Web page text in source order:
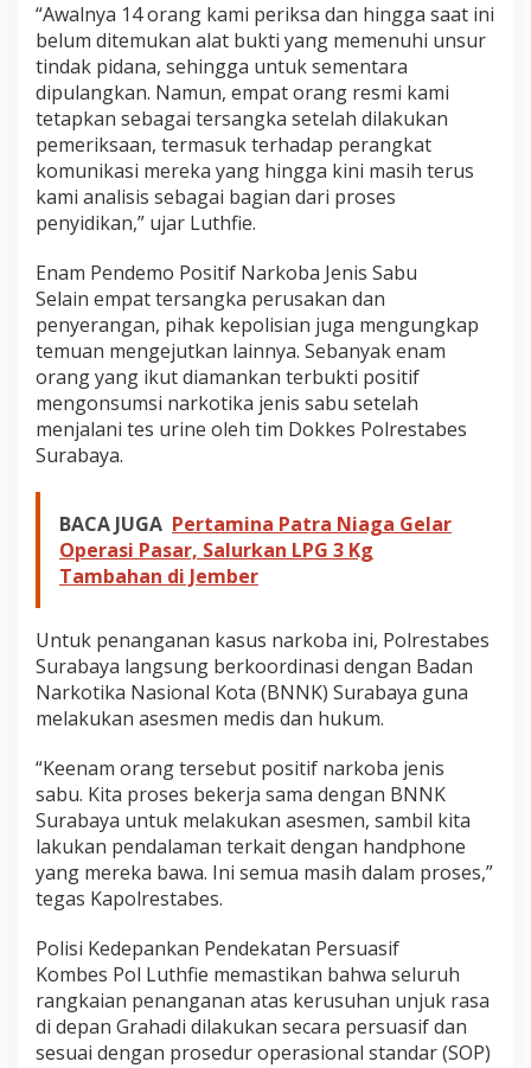
6
P
o
s
i
t
i
f
S
a
b
“Awalnya 14 orang kami periksa dan hingga saat ini
belum ditemukan alat bukti yang memenuhi unsur
tindak pidana, sehingga untuk sementara
dipulangkan. Namun, empat orang resmi kami
tetapkan sebagai tersangka setelah dilakukan
pemeriksaan, termasuk terhadap perangkat
komunikasi mereka yang hingga kini masih terus
kami analisis sebagai bagian dari proses
penyidikan,” ujar Luthfie.
Enam Pendemo Positif Narkoba Jenis Sabu
Selain empat tersangka perusakan dan
penyerangan, pihak kepolisian juga mengungkap
temuan mengejutkan lainnya. Sebanyak enam
orang yang ikut diamankan terbukti positif
mengonsumsi narkotika jenis sabu setelah
menjalani tes urine oleh tim Dokkes Polrestabes
Surabaya.
BACA JUGA Pertamina Patra Niaga Gelar
Operasi Pasar, Salurkan LPG 3 Kg
Tambahan di Jember
Untuk penanganan kasus narkoba ini, Polrestabes
Surabaya langsung berkoordinasi dengan Badan
Narkotika Nasional Kota (BNNK) Surabaya guna
melakukan asesmen medis dan hukum.
“Keenam orang tersebut positif narkoba jenis
sabu. Kita proses bekerja sama dengan BNNK
Surabaya untuk melakukan asesmen, sambil kita
lakukan pendalaman terkait dengan handphone
yang mereka bawa. Ini semua masih dalam proses,”
tegas Kapolrestabes.
Polisi Kedepankan Pendekatan Persuasif
Kombes Pol Luthfie memastikan bahwa seluruh
rangkaian penanganan atas kerusuhan unjuk rasa
di depan Grahadi dilakukan secara persuasif dan
sesuai dengan prosedur operasional standar (SOP)